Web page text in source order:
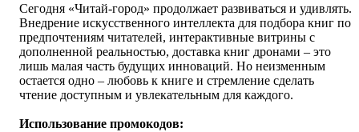
Сегодня «Читай-город» продолжает развиваться и удивлять.
Внедрение искусственного интеллекта для подбора книг по
предпочтениям читателей, интерактивные витрины с
дополненной реальностью, доставка книг дронами – это
лишь малая часть будущих инноваций. Но неизменным
остается одно – любовь к книге и стремление сделать
чтение доступным и увлекательным для каждого.
Использование промокодов: